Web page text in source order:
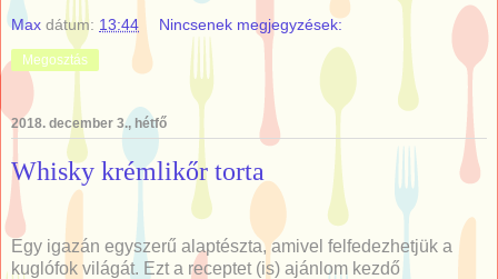
Max dátum: 13:44 Nincsenek megjegyzések:
Megosztás
2018. december 3., hétfő
Whisky krémlikőr torta
Egy igazán egyszerű alaptészta, amivel felfedezhetjük a
kuglófok világát. Ezt a receptet (is) ajánlom kezdő